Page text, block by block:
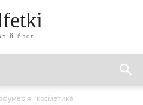
блог
і косметика